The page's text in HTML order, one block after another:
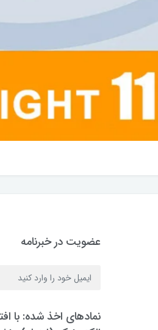
عضویت در خبرنامه
نمادهای اخذ شده: با